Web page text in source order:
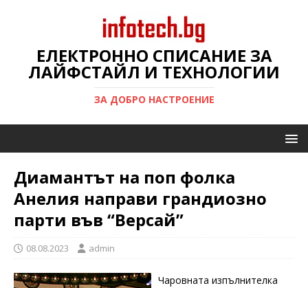
ЕЛЕКТРОННО СПИСАНИЕ ЗА
ЛАЙФСТАЙЛ И ТЕХНОЛОГИИ
ЗА ДОБРО НАСТРОЕНИЕ
Диамантът на поп фолка
Анелия направи грандиозно
парти във “Версай”
08.08.2023 admin
Чаровната изпълнителка